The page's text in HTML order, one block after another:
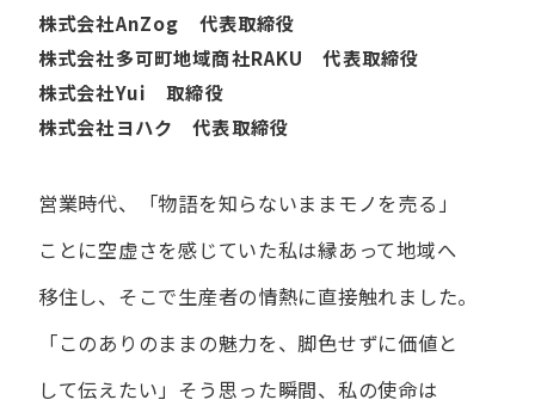
株式会社AnZog 代表取締役
株式会社多可町地域商社RAKU 代表取締役
株式会社Yui 取締役
株式会社ヨハク 代表取締役
営業時代、​「物語を​知らないまま​モノを​売る」
ことに​空虚さを​感じていた​私は縁あって​地域へ​
移住し、​そこで​生産者の​情熱に​直接触れました。
「この​ありの​ままの​魅力を、​脚色せずに​価値と​
して​伝えたい」 そう​思った​瞬間、​私の​使命は​